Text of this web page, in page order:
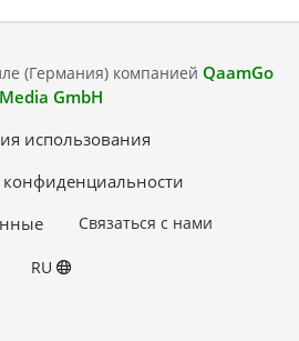
(Германия) компанией QaamGo
Media GmbH
использования
Связаться с нами
RU